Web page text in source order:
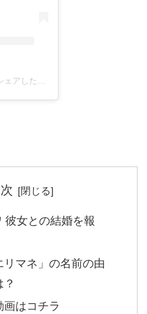
エリマネ(@sawahage)がシェアした投稿
彼女との結婚を報
リマネ」の名前の由
はコチラ